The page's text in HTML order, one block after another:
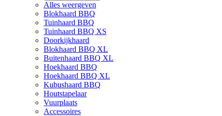
Alles weergeven
Blokhaard BBQ
Tuinhaard BBQ
Tuinhaard BBQ XS
Doorkijkhaard
Blokhaard BBQ XL
Buitenhaard BBQ XL
Hoekhaard BBQ
Hoekhaard BBQ XL
Kubushaard BBQ
Houtstapelaar
Vuurplaats
Accessoires